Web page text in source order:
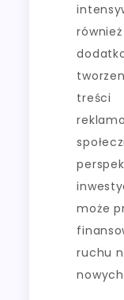
może
ruchu